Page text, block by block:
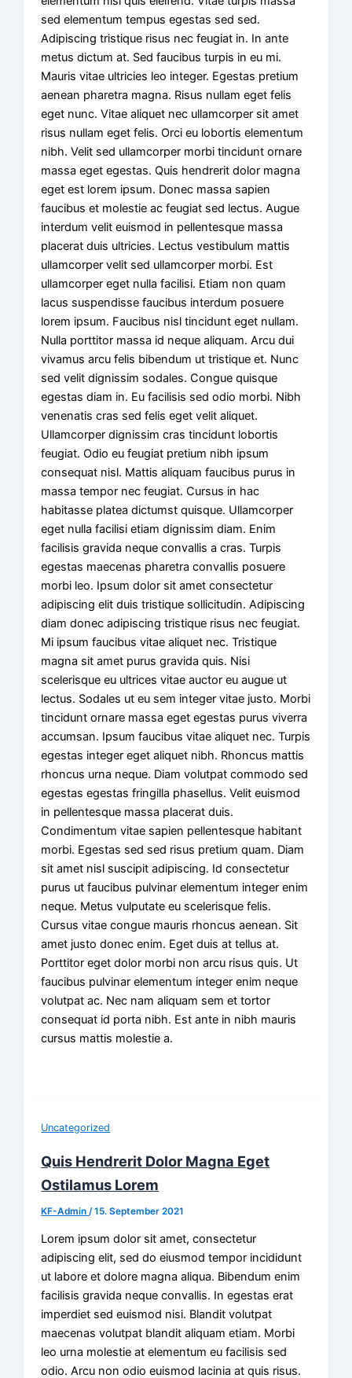
sed elementum tempus egestas sed sed.
Adipiscing tristique risus nec feugiat in. In ante
metus dictum at. Sed faucibus turpis in eu mi.
Mauris vitae ultricies leo integer. Egestas pretium
aenean pharetra magna. Risus nullam eget felis
eget nunc. Vitae aliquet nec ullamcorper sit amet
risus nullam eget felis. Orci eu lobortis elementum
nibh. Velit sed ullamcorper morbi tincidunt ornare
massa eget egestas. Quis hendrerit dolor magna
eget est lorem ipsum. Donec massa sapien
faucibus et molestie ac feugiat sed lectus. Augue
interdum velit euismod in pellentesque massa
placerat duis ultricies. Lectus vestibulum mattis
ullamcorper velit sed ullamcorper morbi. Est
ullamcorper eget nulla facilisi. Etiam non quam
lacus suspendisse faucibus interdum posuere
lorem ipsum. Faucibus nisl tincidunt eget nullam.
Nulla porttitor massa id neque aliquam. Arcu dui
vivamus arcu felis bibendum ut tristique et. Nunc
sed velit dignissim sodales. Congue quisque
egestas diam in. Eu facilisis sed odio morbi. Nibh
venenatis cras sed felis eget velit aliquet.
Ullamcorper dignissim cras tincidunt lobortis
feugiat. Odio eu feugiat pretium nibh ipsum
consequat nisl. Mattis aliquam faucibus purus in
massa tempor nec feugiat. Cursus in hac
habitasse platea dictumst quisque. Ullamcorper
eget nulla facilisi etiam dignissim diam. Enim
facilisis gravida neque convallis a cras. Turpis
egestas maecenas pharetra convallis posuere
morbi leo. Ipsum dolor sit amet consectetur
adipiscing elit duis tristique sollicitudin. Adipiscing
diam donec adipiscing tristique risus nec feugiat.
Mi ipsum faucibus vitae aliquet nec. Tristique
magna sit amet purus gravida quis. Nisi
scelerisque eu ultrices vitae auctor eu augue ut
lectus. Sodales ut eu sem integer vitae justo. Morbi
tincidunt ornare massa eget egestas purus viverra
accumsan. Ipsum faucibus vitae aliquet nec. Turpis
egestas integer eget aliquet nibh. Rhoncus mattis
rhoncus urna neque. Diam volutpat commodo sed
egestas egestas fringilla phasellus. Velit euismod
in pellentesque massa placerat duis.
Condimentum vitae sapien pellentesque habitant
morbi. Egestas sed sed risus pretium quam. Diam
sit amet nisl suscipit adipiscing. Id consectetur
purus ut faucibus pulvinar elementum integer enim
neque. Metus vulputate eu scelerisque felis.
Cursus vitae congue mauris rhoncus aenean. Sit
amet justo donec enim. Eget duis at tellus at.
Porttitor eget dolor morbi non arcu risus quis. Ut
faucibus pulvinar elementum integer enim neque
volutpat ac. Nec nam aliquam sem et tortor
consequat id porta nibh. Est ante in nibh mauris
cursus mattis molestie a.
Uncategorized
Quis Hendrerit Dolor Magna Eget
Ostilamus Lorem
KF-Admin /15. September 2021
Lorem ipsum dolor sit amet, consectetur
adipiscing elit, sed do eiusmod tempor incididunt
ut labore et dolore magna aliqua. Bibendum enim
facilisis gravida neque convallis. In egestas erat
imperdiet sed euismod nisi. Blandit volutpat
maecenas volutpat blandit aliquam etiam. Morbi
leo urna molestie at elementum eu facilisis sed
odio. Arcu non odio euismod lacinia at quis risus.